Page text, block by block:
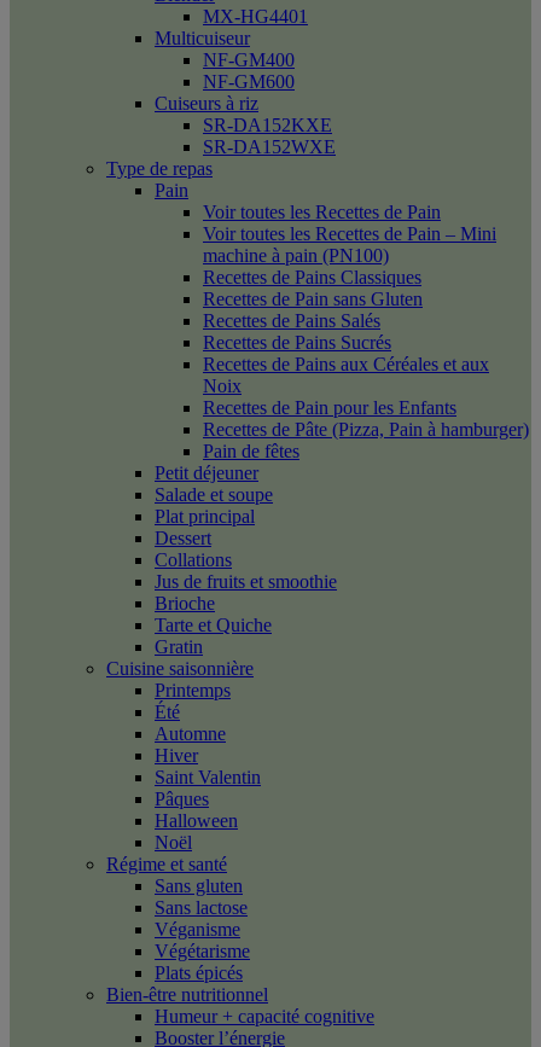
MX-HG4401
Multicuiseur
NF-GM400
NF-GM600
Cuiseurs à riz
SR-DA152KXE
SR-DA152WXE
Type de repas
Pain
Voir toutes les Recettes de Pain
Voir toutes les Recettes de Pain – Mini
machine à pain (PN100)
Recettes de Pains Classiques
Recettes de Pain sans Gluten
Recettes de Pains Salés
Recettes de Pains Sucrés
Recettes de Pains aux Céréales et aux
Noix
Recettes de Pain pour les Enfants
Recettes de Pâte (Pizza, Pain à hamburger)
Pain de fêtes
Petit déjeuner
Salade et soupe
Plat principal
Dessert
Collations
Jus de fruits et smoothie
Brioche
Tarte et Quiche
Gratin
Cuisine saisonnière
Printemps
Été
Automne
Hiver
Saint Valentin
Pâques
Halloween
Noël
Régime et santé
Sans gluten
Sans lactose
Véganisme
Végétarisme
Plats épicés
Bien-être nutritionnel
Humeur + capacité cognitive
Booster l’énergie